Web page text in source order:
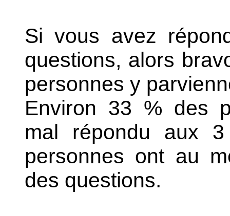
Si vous avez
questions, alors
personnes y
Environ 33 % des
mal répondu aux
personnes ont au
des questions.